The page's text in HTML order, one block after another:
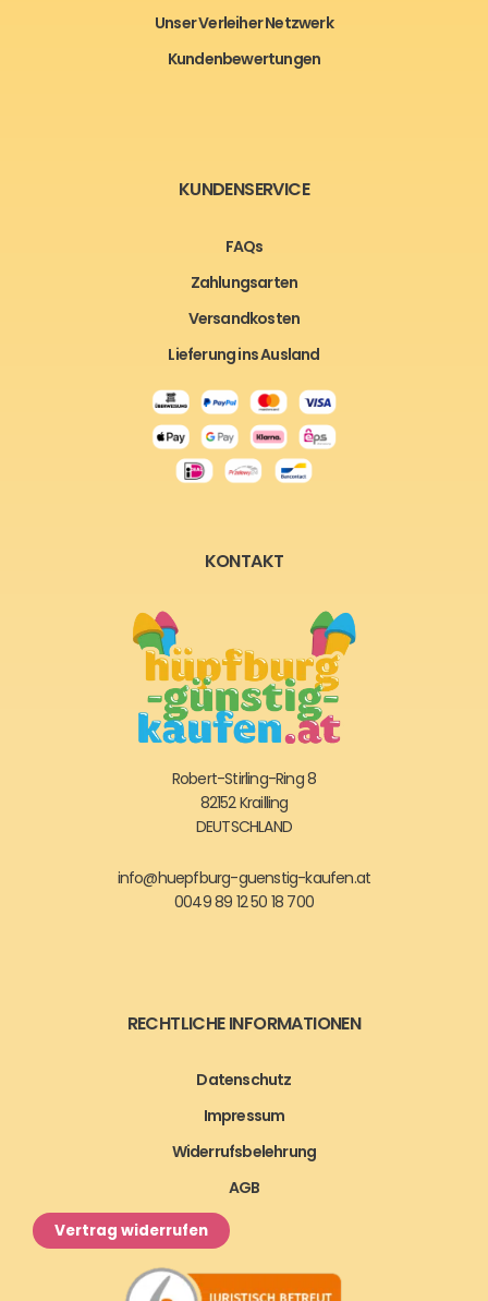
Unser Verleiher Netzwerk
Kundenbewertungen
KUNDENSERVICE
FAQs
Zahlungsarten
Versandkosten
Lieferung ins Ausland
KONTAKT
Robert-Stirling-Ring 8
82152 Krailling
DEUTSCHLAND
info@huepfburg-guenstig-kaufen.at
0049 89 12 50 18 700
RECHTLICHE INFORMATIONEN
Datenschutz
Impressum
Widerrufsbelehrung
AGB
Vertrag widerrufen